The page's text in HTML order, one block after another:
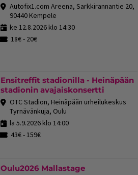
Autofix1.com Areena, Sarkkirannantie 20,
90440 Kempele
ke 12.8.2026 klo 14:30
18€ - 20€
Ensitreffit stadionilla - Heinäpään
stadionin avajaiskonsertti
OTC Stadion, Heinäpään urheilukeskus
Tyrnävänkuja, Oulu
la 5.9.2026 klo 14:00
43€ - 159€
Oulu2026 MallastageTapahtuma